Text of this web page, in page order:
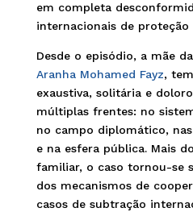
em completa
internacionais de proteção
Desde o episódio, a mãe
Aranha Mohamed Fayz,
exaustiva, solitária e
múltiplas frentes: no
no campo diplomático,
e na esfera pública. Mais
familiar, o caso tornou-se
dos mecanismos de
casos de subtração